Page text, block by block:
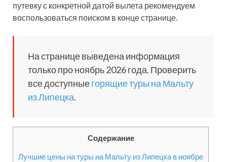
путевку с конкретной датой вылета рекомендуем
воспользоваться поиском в конце странице.
На странице выведена информация
только про ноябрь 2026 года. Проверить
все доступныегорящие туры на Мальту
из Липецка.
Содержание
Лучшие цены на туры на Мальту из Липецка в ноябре